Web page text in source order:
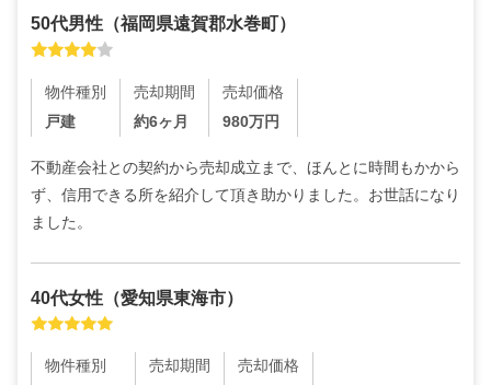
50代男性 （福岡県遠賀郡水巻町）
物件種別
戸建
売却期間
約6ヶ月
売却価格
980万円
不動産会社との契約から売却成立まで、ほんとに時間もかから
ず、信用できる所を紹介して頂き助かりました。お世話になり
ました。
40代女性 （愛知県東海市）
物件種別
売却期間
売却価格